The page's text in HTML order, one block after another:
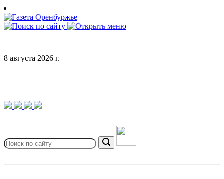
Skip
to
content
8 августа 2026 г.
for:
Search